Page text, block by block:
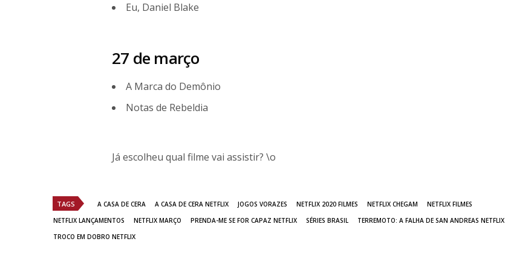
Eu, Daniel Blake
27 de março
A Marca do Demônio
Notas de Rebeldia
Já escolheu qual filme vai assistir? \o
TAGS A CASA DE CERA A CASA DE CERA NETFLIX JOGOS VORAZES NETFLIX 2020 FILMES NETFLIX CHEGAM
NETFLIX FILMES
NETFLIX LANÇAMENTOS
NETFLIX MARÇO PRENDA-ME SE FOR CAPAZ NETFLIX SÉRIES BRASIL
TERREMOTO: A FALHA DE SAN ANDREAS NETFLIX
TROCO EM DOBRO NETFLIX